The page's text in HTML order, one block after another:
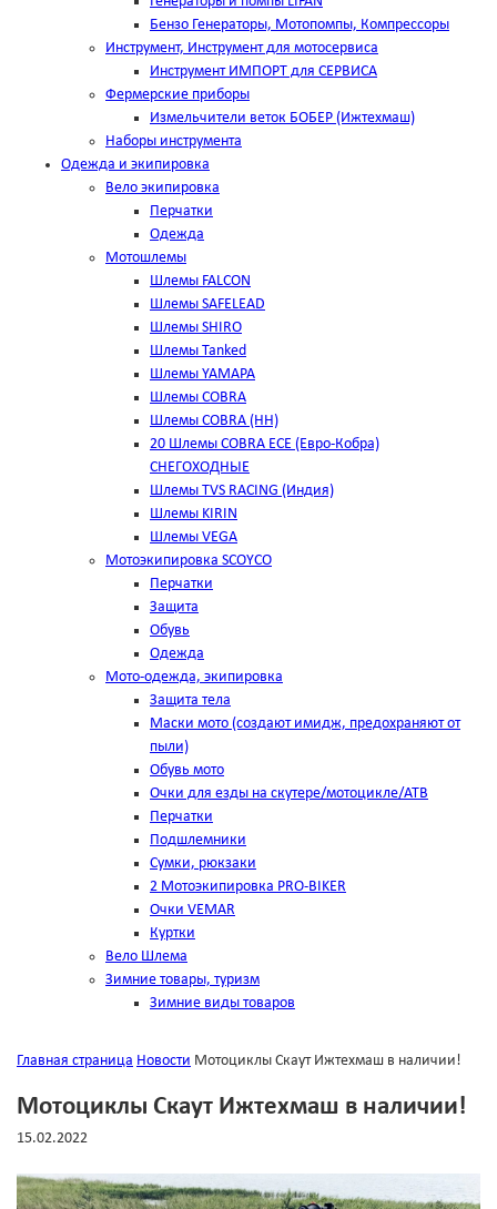
Бензо Генераторы, Мотопомпы, Компрессоры
Инструмент, Инструмент для мотосервиса
Инструмент ИМПОРТ для СЕРВИСА
Фермерские приборы
Измельчители веток БОБЕР (Ижтехмаш)
Наборы инструмента
Одежда и экипировка
Вело экипировка
Перчатки
Одежда
Мотошлемы
Шлемы FALCON
Шлемы SAFELEAD
Шлемы SHIRO
Шлемы Tanked
Шлемы YAMAPA
Шлемы COBRA
Шлемы COBRA (HH)
20 Шлемы COBRA ECE (Евро-Кобра)
СНЕГОХОДНЫЕ
Шлемы TVS RACING (Индия)
Шлемы KIRIN
Шлемы VEGA
Мотоэкипировка SCOYCO
Перчатки
Защита
Обувь
Одежда
Мото-одежда, экипировка
Защита тела
Маски мото (создают имидж, предохраняют от
пыли)
Обувь мото
Очки для езды на скутере/мотоцикле/АТВ
Перчатки
Подшлемники
Сумки, рюкзаки
2 Мотоэкипировка PRO-BIKER
Очки VEMAR
Куртки
Вело Шлема
Зимние товары, туризм
Зимние виды товаров
Главная страница Новости Мотоциклы Скаут Ижтехмаш в наличии!
Мотоциклы Скаут Ижтехмаш в наличии!
15.02.2022